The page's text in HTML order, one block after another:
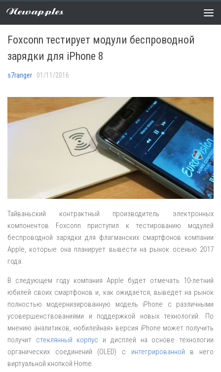
Newapples
НОВОСТИ 0 COMMENTS
Foxconn тестирует модули беспроводной
зарядки для iPhone 8
s7ranger · 01/11/2016
Тайваньский контрактный производитель электронных
компонентов Foxconn приступил к тестированию модулей
беспроводной зарядки для флагманских смартфонов компании
Apple, которые она планирует вывести на рынок осенью 2017
года.
В следующем году компания Apple будет отмечать 10-летний
юбилей своих смартфонов и, как ожидается, выведет на рынок
полностью модернизированную модель iPhone с различными
усовершенствованиями и поддержкой новых технологий. По
мнению аналитиков, «юбилейная» версия iPhone может получить
получит стеклянный корпус и дисплей на основе технологии
органических соединений (OLED) с интегрированной в него
виртуальной кнопкой Home.